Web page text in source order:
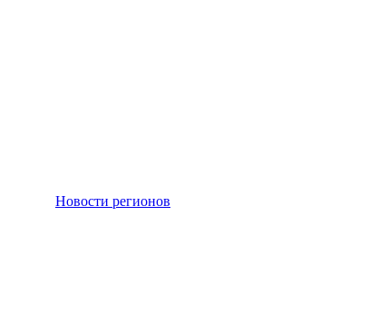
Новости регионов